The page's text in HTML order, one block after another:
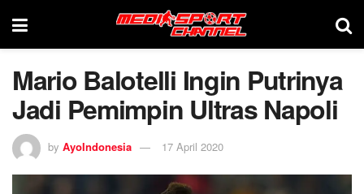
Mario Balotelli Ingin Putrinya
Jadi Pemimpin Ultras Napoli
by AyoIndonesia 17 April 2020